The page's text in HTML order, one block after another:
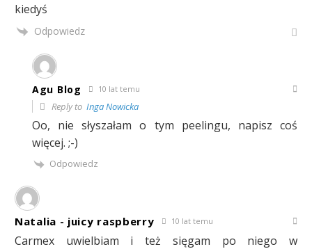
kiedyś
Odpowiedz
Agu Blog 10 lat temu
Reply to Inga Nowicka
Oo, nie słyszałam o tym peelingu, napisz coś
więcej. ;-)
Odpowiedz
Natalia - juicy raspberry 10 lat temu
Carmex uwielbiam i też sięgam po niego w